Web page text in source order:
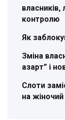
контролю
Як
Зміна
азарт” і
Слоти
на